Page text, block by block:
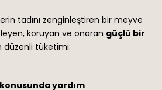
tadını zenginleştiren bir meyve
koruyan ve onaran güçlü bir
düzenli tüketimi:
yardım